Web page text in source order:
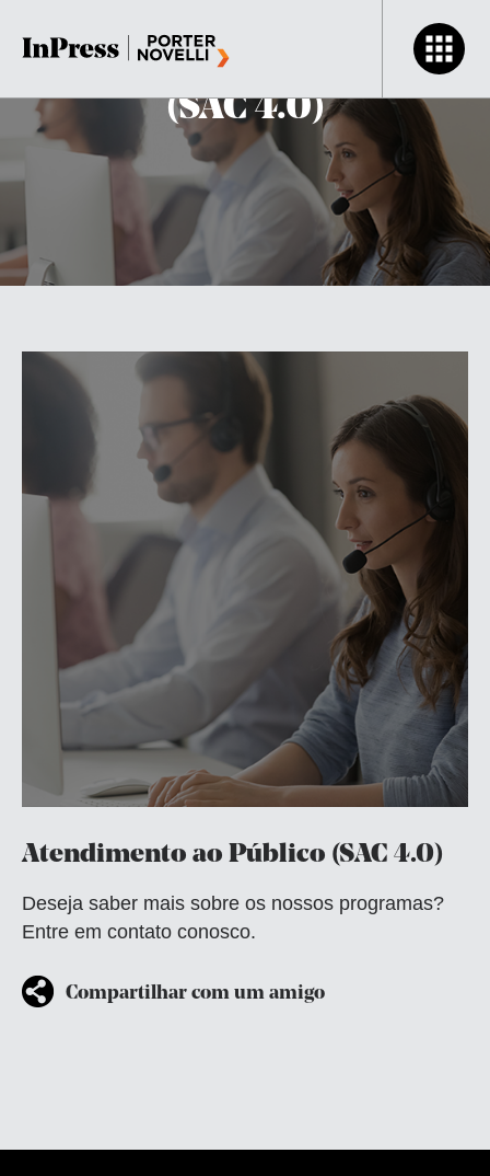
Atendimento ao Público
(SAC 4.0)
Atendimento ao Público (SAC 4.0)
Deseja saber mais sobre os nossos programas?
Entre em contato conosco.
Compartilhar com um amigo